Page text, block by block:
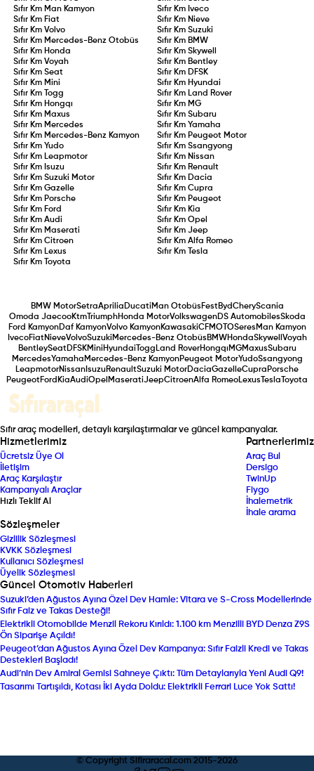
Sıfır Km Man Kamyon Sıfır Km Iveco
Sıfır Km Fiat Sıfır Km Nieve
Sıfır KmVolvo Sıfır Km Suzuki
Sıfır Km Mercedes-Benz Otobüs Sıfır Km BMW
Sıfır Km Honda Sıfır Km Skywell
Sıfır KmVoyah Sıfır Km Bentley
Sıfır KmSeat Sıfır Km DFSK
Sıfır Km Mini Sıfır Km Hyundai
Sıfır Km
Togg Sıfır Km Land Rover
Sıfır Km Hongqı Sıfır Km MG
Sıfır Km Maxus Sıfır Km Subaru
Sıfır Km Mercedes Sıfır Km Yamaha
Sıfır Km Mercedes-Benz Kamyon Sıfır Km Peugeot Motor
Sıfır KmYudo Sıfır Km Ssangyong
Sıfır Km Leapmotor Sıfır Km Nissan
Sıfır Km Isuzu Sıfır Km Renault
Sıfır KmSuzuki Motor Sıfır Km Dacia
Sıfır KmGazelle Sıfır Km Cupra
Sıfır Km Porsche Sıfır Km Peugeot
Sıfır Km Ford Sıfır Km Kia
Sıfır KmAudi Sıfır Km Opel
Sıfır Km Maserati Sıfır Km Jeep
Sıfır KmCitroen Sıfır Km Alfa Romeo
Sıfır Km Lexus Sıfır Km
Tesla
Sıfır Km
Toyota
BMW MotorSetraAprilia Ducati Man Otobüs FestBydCheryScania
Omoda JaecooKtmTriumphHonda MotorVolkswagenDS AutomobilesSkoda
Ford KamyonDaf KamyonVolvo KamyonKawasakiCFMOTOSeres Man Kamyon
IvecoFiatNieveVolvoSuzuki Mercedes-Benz Otobüs BMWHondaSkywell Voyah
BentleySeatDFSKMini Hyundai Togg Land RoverHongqı MGMaxusSubaru
MercedesYamaha Mercedes-Benz KamyonPeugeot MotorYudoSsangyong
LeapmotorNissan IsuzuRenaultSuzuki MotorDaciaGazelleCupra Porsche
PeugeotFord KiaAudiOpel MaseratiJeepCitroenAlfa RomeoLexus Tesla Toyota
Sıfır araç modelleri, detaylı karşılaştırmalar ve güncel kampanyalar.
Hizmetlerimiz
Ücretsiz Üye Ol
İletişim
Araç Karşılaştır
Kampanyalı Araçlar
Hızlı Teklif Al
Partnerlerimiz
Araç Bul
Dersigo
TwinUp
Fiygo
İhalemetrik
İhale arama
Sözleşmeler
Gizlilik Sözleşmesi
KVKK Sözleşmesi
Kullanıcı Sözleşmesi
Üyelik Sözleşmesi
Güncel Otomotiv Haberleri
Suzuki’den Ağustos Ayına Özel Dev Hamle: Vitara ve S-Cross Modellerinde
Sıfır Faiz ve Takas Desteği!
Elektrikli Otomobilde Menzil Rekoru Kırıldı: 1.100 km Menzilli BYD Denza Z9S
Ön Siparişe Açıldı!
Peugeot’dan Ağustos Ayına Özel Dev Kampanya: Sıfır Faizli Kredi ve Takas
Destekleri Başladı!
Audi’nin Dev Amiral Gemisi Sahneye Çıktı: Tüm Detaylarıyla Yeni Audi Q9!
Tasarımı Tartışıldı, Kotası İki Ayda Doldu: Elektrikli Ferrari Luce Yok Sattı!
© Copyright Sifiraracal.com 2015-2026